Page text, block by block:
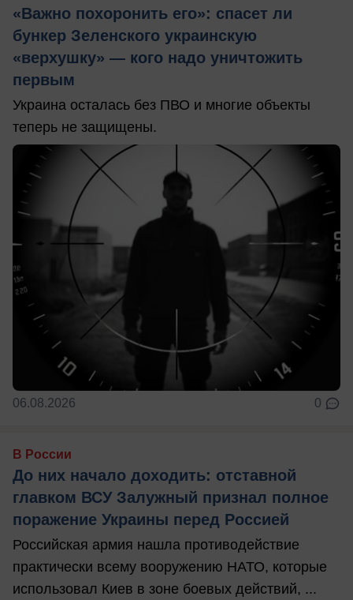
«Важно похоронить его»: спасет ли
бункер Зеленского украинскую
«верхушку» — кого надо уничтожить
первым
Украина осталась без ПВО и многие объекты
теперь не защищены.
06.08.2026 0
В России
До них начало доходить: отставной
главком ВСУ Залужный признал полное
поражение Украины перед Россией
Российская армия нашла противодействие
практически всему вооружению НАТО, которые
использовал Киев в зоне боевых действий, ...